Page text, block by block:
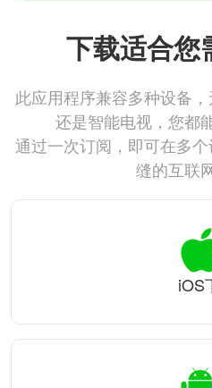
下载适合您
此应用程序兼容多种设备
还是智能电视，您都
通过一次订阅，即可在多
缝的互联
iOS